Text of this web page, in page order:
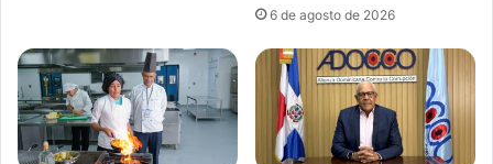
6 de agosto de 2026